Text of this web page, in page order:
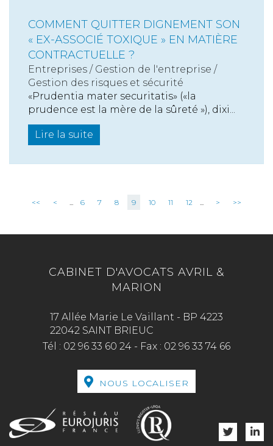
COMMENT QUITTER DIGNEMENT SON
« EX-ASSOCIÉ TOXIQUE » EN MATIÈRE
CONTRACTUELLE ?
Entreprises / Gestion de l'entreprise /
Gestion des risques et sécurité
«Prudentia mater securitatis» («la
prudence est la mère de la sûreté »), dixi...
Lire la suite
<< < ... 6 7 8 9 10 11 12 ... > >>
CABINET D'AVOCATS AVRIL &
MARION
17 Allée Marie Le Vaillant - BP 4223
22042 SAINT BRIEUC
Tél : 02 96 33 60 24 - Fax : 02 96 33 74 66
NOUS LOCALISER